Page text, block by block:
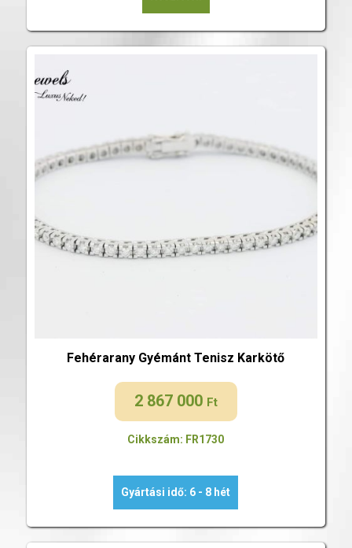
Fehérarany Gyémánt Tenisz Karkötő
2 867 000 Ft
Cikkszám: FR1730
Gyártási idő: 6 - 8 hét